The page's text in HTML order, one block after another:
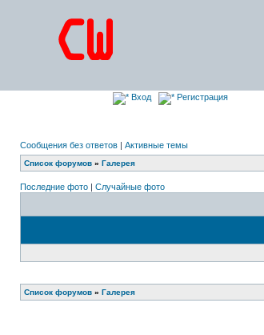
Вход Регистрация
Сообщения без ответов | Активные темы
Список форумов » Галерея
Последние фото | Случайные фото
Список форумов » Галерея